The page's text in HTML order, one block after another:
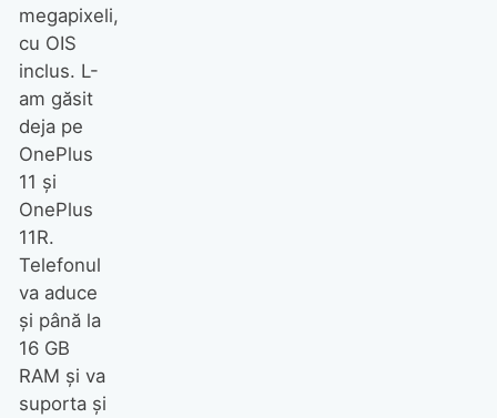
megapixeli,
cu OIS
inclus. L-
am găsit
deja pe
OnePlus
11 şi
OnePlus
11R.
Telefonul
va aduce
şi până la
16 GB
RAM şi va
suporta şi